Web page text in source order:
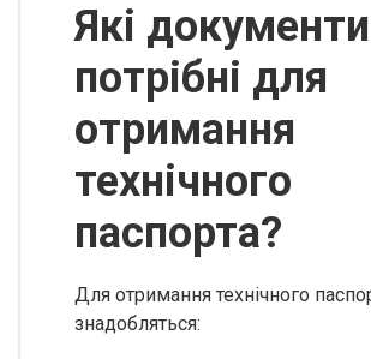
Які документи
потрібні для
отримання
технічного
паспорта?
Для отримання технічного
знадобляться: